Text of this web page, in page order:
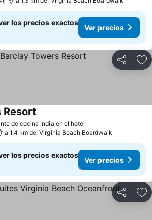
los precios exactos
Ver precios
Compartir
de cocina india en el hotel
Resort
a 1.4 km de: Virginia Beach Boardwalk
los precios exactos
Ver precios
Compartir